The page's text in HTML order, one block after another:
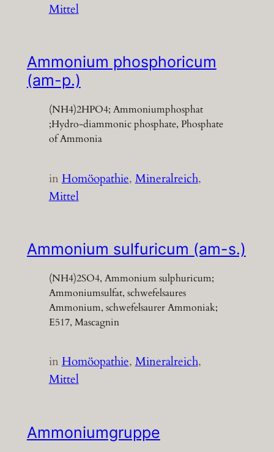
Mittel
Ammonium phosphoricum
(am-p.)
(NH4)2HPO4; Ammoniumphosphat
;Hydro-diammonic phosphate, Phosphate
of Ammonia
inHomöopathie, Mineralreich
Mittel
Ammonium sulfuricum (am-s.)
(NH4)2SO4, Ammonium sulphuricum;
Ammoniumsulfat, schwefelsaures
Ammonium, schwefelsaurer Ammoniak;
E517, Mascagnin
inHomöopathie, Mineralreich
Mittel
Ammoniumgruppe